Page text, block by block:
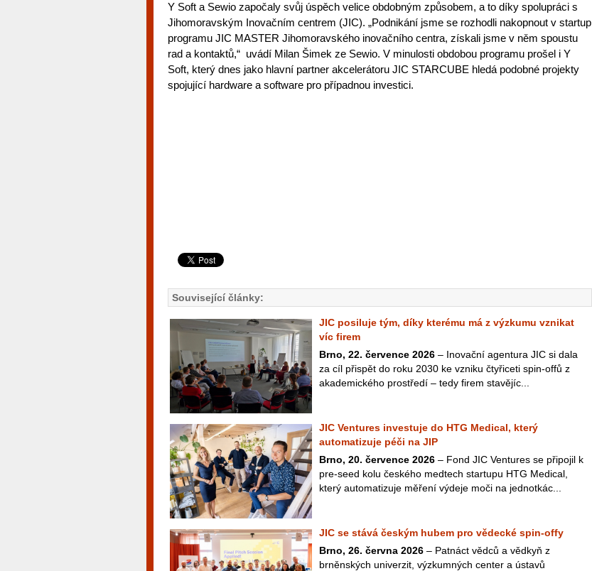
Y Soft a Sewio započaly svůj úspěch velice obdobným způsobem, a to díky spolupráci s
Jihomoravským Inovačním centrem (JIC). „Podnikání jsme se rozhodli nakopnout v startup
programu JIC MASTER Jihomoravského inovačního centra, získali jsme v něm spoustu
rad a kontaktů,“ uvádí Milan Šimek ze Sewio. V minulosti obdobou programu prošel i Y
Soft, který dnes jako hlavní partner akcelerátoru JIC STARCUBE hledá podobné projekty
spojující hardware a software pro případnou investici.
Související články:
JIC posiluje tým, díky kterému má z výzkumu vznikat
víc firem
Brno, 22. července 2026 – Inovační agentura JIC si dala
za cíl přispět do roku 2030 ke vzniku čtyřiceti spin-offů z
akademického prostředí – tedy firem stavějíc...
JIC Ventures investuje do HTG Medical, který
automatizuje péči na JIP
Brno, 20. července 2026 – Fond JIC Ventures se připojil k
pre-seed kolu českého medtech startupu HTG Medical,
který automatizuje měření výdeje moči na jednotkác...
JIC se stává českým hubem pro vědecké spin-offy
Brno, 26. června 2026 – Patnáct vědců a vědkyň z
brněnských univerzit, výzkumných center a ústavů